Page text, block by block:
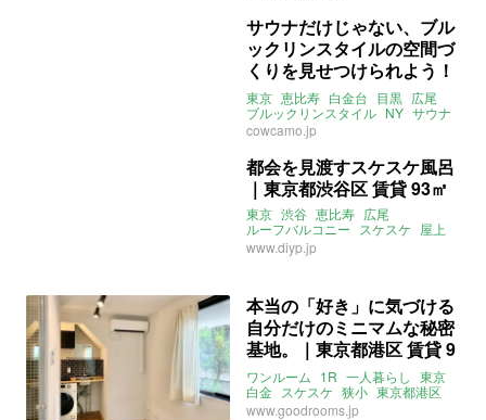
サウナだけじゃない、ブル
ックリンスタイルの空間づ
くりを見せつけられよう！
（はぁっ…♡）｜東京都渋
谷区 売買 114㎡
東京 恵比寿 白金台 目黒 広尾
ブルックリンスタイル NY サウナ
cowcamo.jp
都会を見渡すスケスケ風呂
｜東京都渋谷区 賃貸 93㎡
東京 渋谷 恵比寿 広尾
ルーフバルコニー
スケスケ 屋上
ペントハウス
大家女子
www.diyp.jp
本当の「好き」に気づける
自分だけのミニマムな秘密
基地。｜東京都港区 賃貸 9
㎡
ワンルーム 1R 一人暮らし 東京
白金 スケスケ 狭小 東京都港区
広尾
www.goodrooms.jp